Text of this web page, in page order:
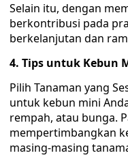
Selain itu, dengan
berkontribusi pada
berkelanjutan dan
4. Tips untuk Kebun
Pilih Tanaman yang
untuk kebun mini
rempah, atau bunga.
mempertimbangkan
masing-masing